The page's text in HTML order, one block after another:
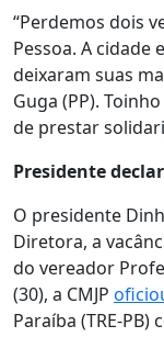
“Perdemos dois
Pessoa. A cidade
deixaram suas
Guga (PP).
de prestar
Presidente
O presidente
Diretora, a
do vereador
(30), a CMJP
Paraíba (TRE-